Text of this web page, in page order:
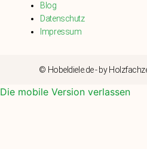
Blog
Datenschutz
Impressum
© Hobeldiele.de - by
Die mobile Version verlassen